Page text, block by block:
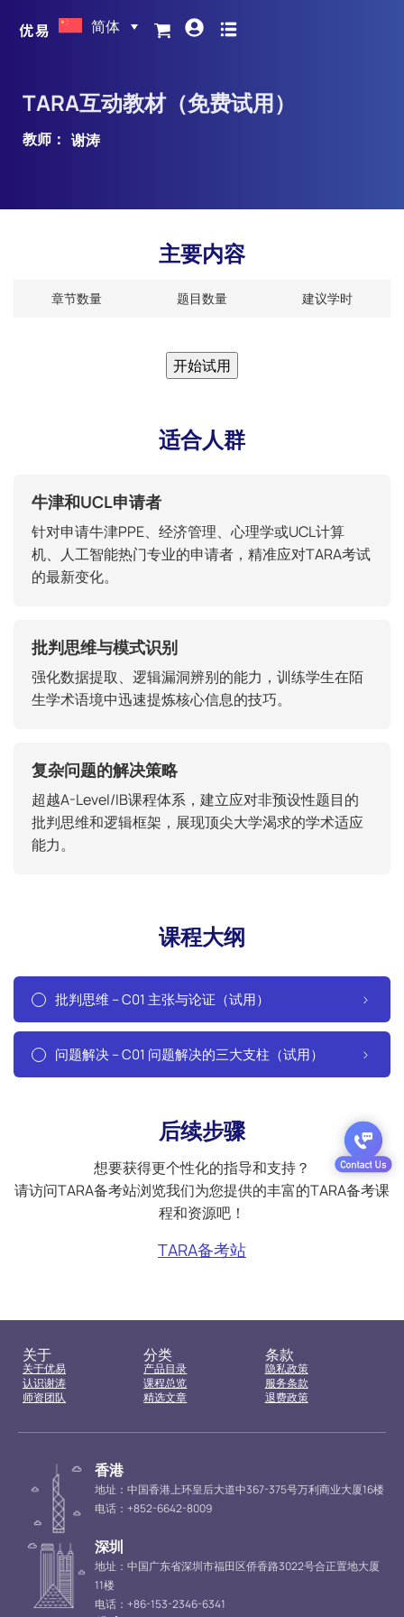
简体
TARA互动教材（免费试用）
教师： 谢涛
主要内容
章节数量 题目数量 建议学时
开始试用
适合人群
牛津和UCL申请者
针对申请牛津PPE、经济管理、心理学或UCL计算
机、人工智能热门专业的申请者，精准应对TARA考试
的最新变化。
批判思维与模式识别
强化数据提取、逻辑漏洞辨别的能力，训练学生在陌
生学术语境中迅速提炼核心信息的技巧。
复杂问题的解决策略
超越A-Level/IB课程体系，建立应对非预设性题目的
批判思维和逻辑框架，展现顶尖大学渴求的学术适应
能力。
课程大纲
批判思维 – C01 主张与论证（试用）
问题解决 – C01 问题解决的三大支柱（试用）
后续步骤
想要获得更个性化的指导和支持？
请访问TARA备考站浏览我们为您提供的丰富的TARA备考课
程和资源吧！
TARA备考站
关于
关于优易
认识谢涛
师资团队
分类
产品目录
课程总览
精选文章
条款
隐私政策
服务条款
退费政策
香港
地址：中国香港上环皇后大道中367-375号万利商业大厦16楼
电话：+852-6642-8009
深圳
地址：中国广东省深圳市福田区侨香路3022号合正置地大厦
11楼
电话：+86-153-2346-6341